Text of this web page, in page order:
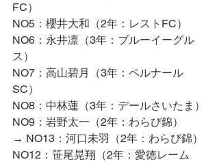
FC）
NO5：櫻井大和（2年：レストFC）
NO6：永井凛（3年：ブルーイーグル
ス）
NO7：高山碧月（3年：ペルナール
SC）
NO8：中林蓮（3年：デールさいたま）
NO9：岩野太一（2年：わらび錦）
→ NO13：河口未羽（2年：わらび錦）
NO12：笹尾晃翔（2年：愛徳レーム